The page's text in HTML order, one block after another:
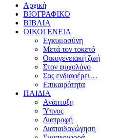
Αρχική
ΒΙΟΓΡΑΦΙΚΟ
ΒΙΒΛΙΑ
ΟΙΚΟΓΕΝΕΙΑ
Εγκυμοσύνη
Μετά τον τοκετό
Οικογενειακή ζωή
Στον ψυχολόγο
Σας ενδιαφέρει…
Επικαιρότητα
ΠΑΙΔΙΑ
Ανάπτυξη
Ύπνος
Διατροφή
Διαπαιδαγώγηση